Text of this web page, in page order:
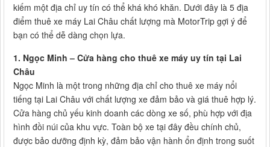
kiếm một địa chỉ uy tín có thể khá khó khăn. Dưới đây là 5 địa
điểm thuê xe máy Lai Châu chất lượng mà MotorTrip gợi ý để
bạn có thể dễ dàng chọn lựa.
1. Ngọc Minh – Cửa hàng cho thuê xe máy uy tín tại Lai
Châu
Ngọc Minh là một trong những địa chỉ cho thuê xe máy nổi
tiếng tại Lai Châu với chất lượng xe đảm bảo và giá thuê hợp lý.
Cửa hàng chủ yếu kinh doanh các dòng xe số, phù hợp với địa
hình đồi núi của khu vực. Toàn bộ xe tại đây đều chính chủ,
được bảo dưỡng định kỳ, đảm bảo vận hành ổn định trong suốt